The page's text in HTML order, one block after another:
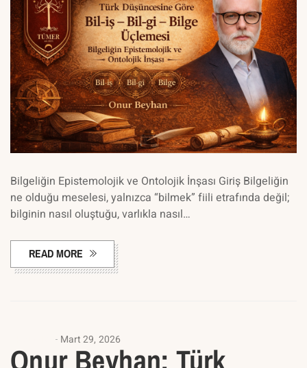
Bilgeliğin Epistemolojik ve Ontolojik İnşası Giriş Bilgeliğin
ne olduğu meselesi, yalnızca “bilmek” fiili etrafında değil;
bilginin nasıl oluştuğu, varlıkla nasıl…
READ MORE
Mart 29, 2026
Onur Beyhan: Türk